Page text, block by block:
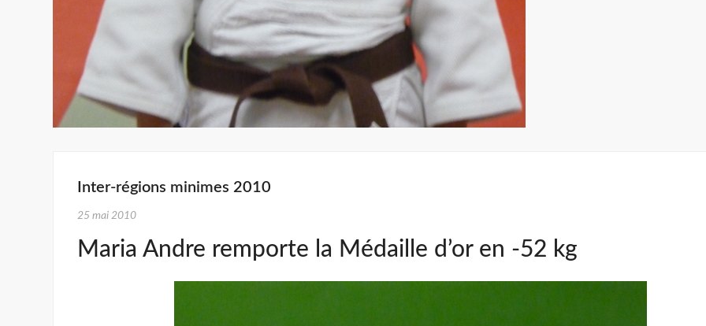
Inter-régions minimes 2010
25 mai 2010
Maria Andre remporte la Médaille d’or en -52 kg